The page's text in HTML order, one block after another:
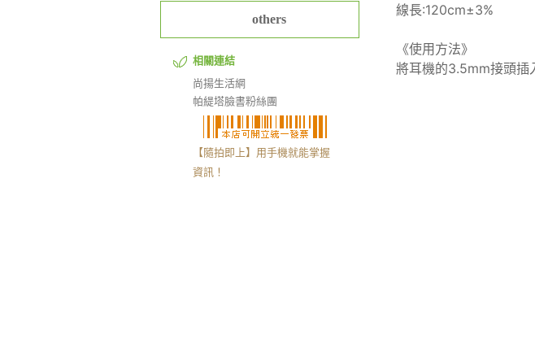
others
相關連結
尚揚生活網
帕緹塔臉書粉絲團
【隨拍即上】用手機就能掌握
資訊！
線長:120cm±3%
《使用方法》
將耳機的3.5mm接頭插